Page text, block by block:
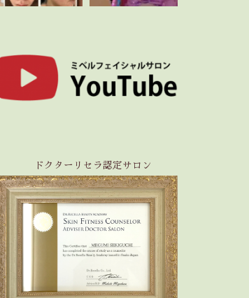
ドクターリセラ認定サロン